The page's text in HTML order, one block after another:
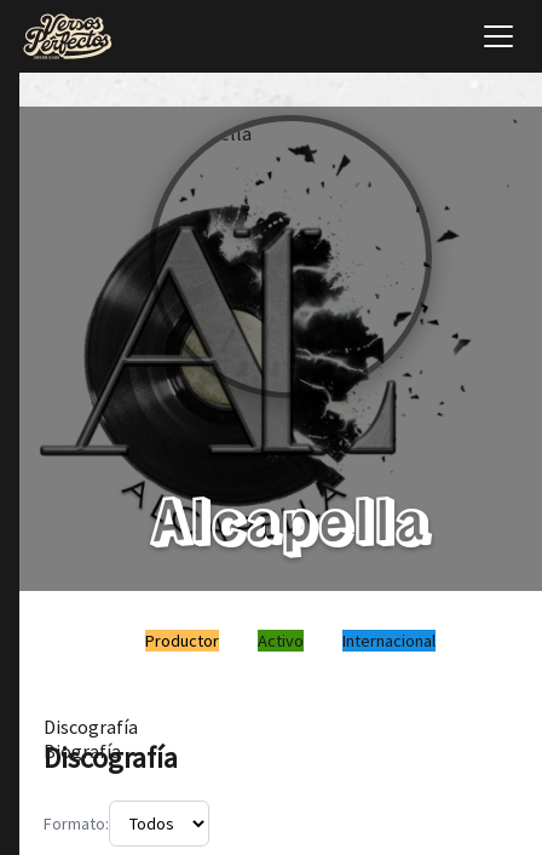
Alcapella
Productor Activo Internacional
Discografía
Biografía
Discografía
Formato: